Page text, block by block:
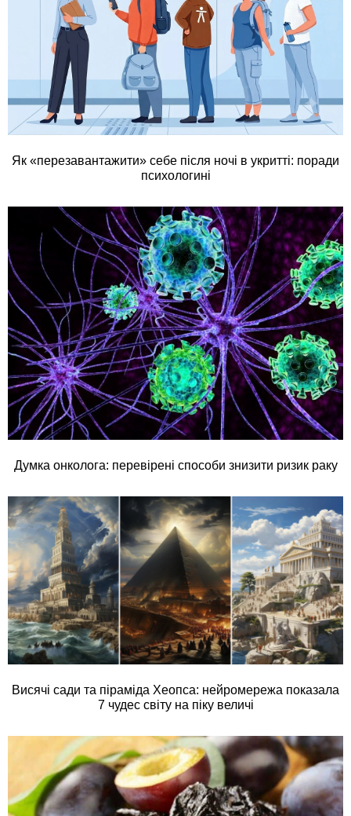
Як «перезавантажити» себе після ночі в укритті: поради
психологині
Думка онколога: перевірені способи знизити ризик раку
Висячі сади та піраміда Хеопса: нейромережа показала
7 чудес світу на піку величі